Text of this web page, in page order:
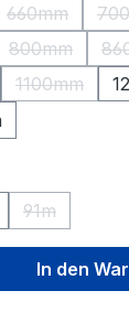
nicht
ist zurzeit
660mm
(Diese
nichtist zurzeit
800mm
(Diese
nicht
1100mm
(Diese
91m
(Diese
Gib den
In den